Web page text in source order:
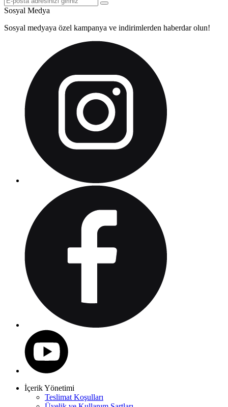
Sosyal Medya
Sosyal medyaya özel kampanya ve indirimlerden haberdar olun!
İçerik Yönetimi
Teslimat Koşulları